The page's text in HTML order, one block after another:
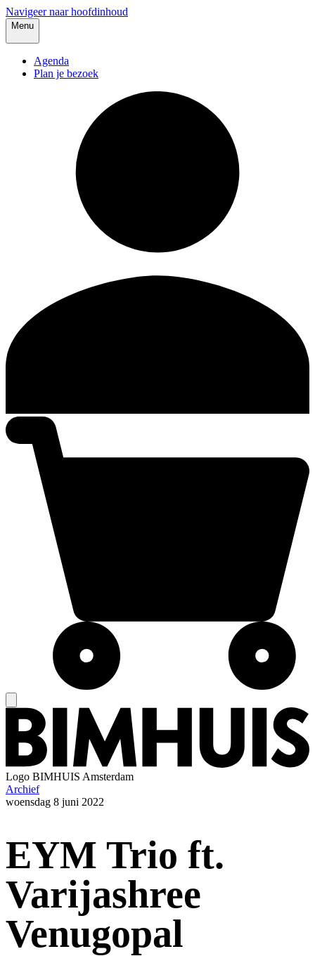
Navigeer naar hoofdinhoud
Menu
Agenda
Plan je bezoek
Logo BIMHUIS Amsterdam
Archief
woensdag 8 juni 2022
EYM Trio ft.
Varijashree
Venugopal